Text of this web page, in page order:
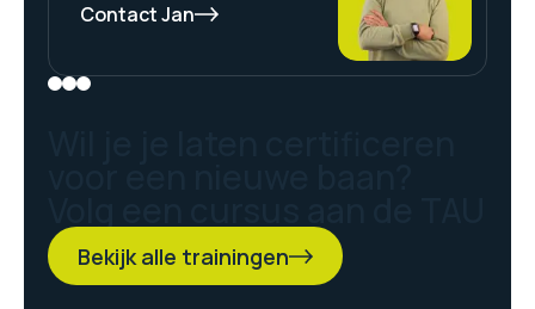
Contact Jan
Bekijk alle trainingen